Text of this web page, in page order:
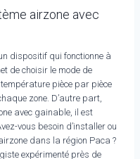
airzone avec
dispositif qui fonctionne à
de choisir le mode de
pièce par pièce
zone. D’autre part,
avec gainable, il est
vous besoin d’installer ou
dans la région Paca ?
expérimenté près de